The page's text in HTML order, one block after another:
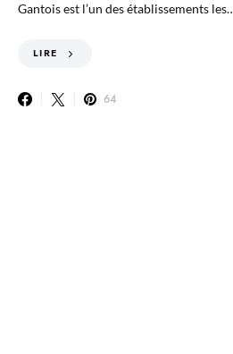
Gantois est l’un des établissements
LIRE
64